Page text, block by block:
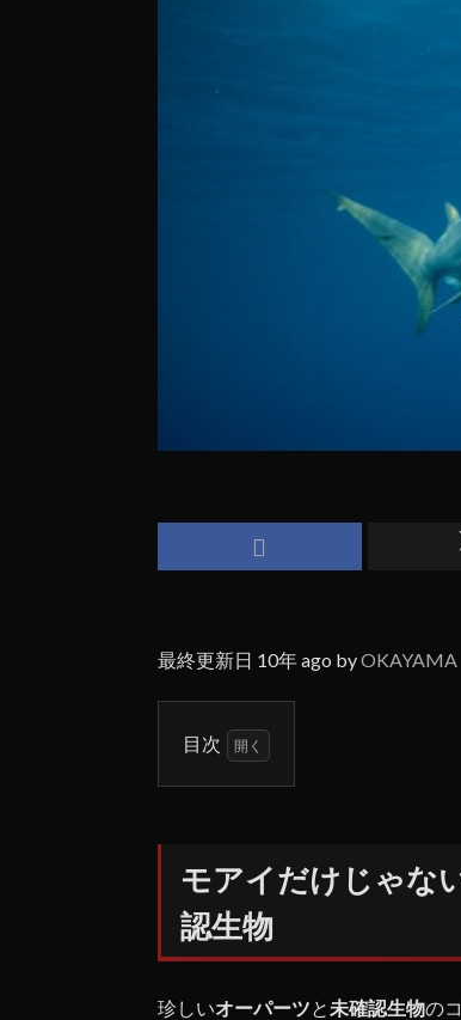
最終更新日 10年 ago byOKAYAMA
目次
ゃな
い！
イー
スタ
沖に
モアイだけじゃな
認生物
珍しいオーパーツ と未確認生物の